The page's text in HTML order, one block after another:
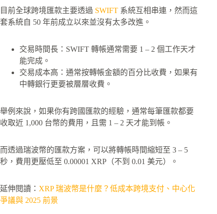
目前全球跨境匯款主要透過 SWIFT 系統互相串連，然而這
套系統自 50 年前成立以來並沒有太多改進。
交易時間長：SWIFT 轉帳通常需要 1 – 2 個工作天才
能完成。
交易成本高：通常按轉帳金額的百分比收費，如果有
中轉銀行更要被層層收費。
舉例來說，如果你有跨國匯款的經驗，通常每筆匯款都要
收取近 1,000 台幣的費用，且需 1 – 2 天才能到帳。
而透過瑞波幣的匯款方案，可以將轉帳時間縮短至 3 – 5
秒，費用更壓低至 0.00001 XRP（不到 0.01 美元）。
延伸閱讀： XRP 瑞波幣是什麼？低成本跨境支付、中心化
爭議與 2025 前景